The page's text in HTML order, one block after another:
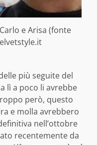
e Arisa (fonte
più seguite del
lì a poco li avrebbe
però, questo
e molla avrebbero
nell’ottobre
recentemente da